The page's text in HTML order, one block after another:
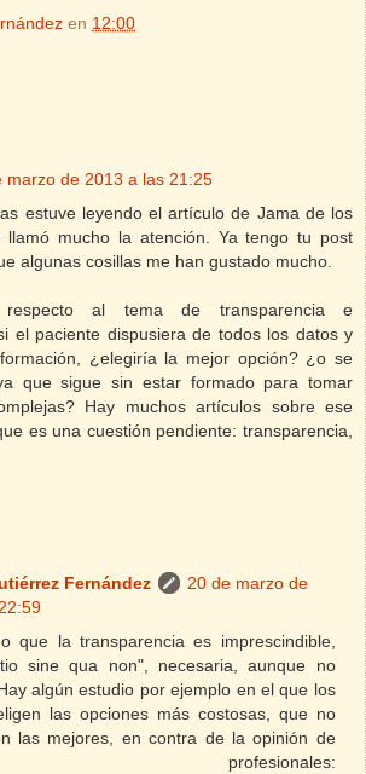
en 12:00
marzo de 2013 a las 21:25
estuve leyendo el artículo de Jama de los
llamó mucho la atención. Ya tengo tu post
algunas cosillas me han gustado mucho.
al tema de transparencia e
el paciente dispusiera de todos los datos y
¿elegiría la mejor opción? ¿o se
que sigue sin estar formado para tomar
Hay muchos artículos sobre ese
es una cuestión pendiente: transparencia,
Fernández
20 de marzo de
que la transparencia es imprescindible,
sine qua non", necesaria, aunque no
algún estudio por ejemplo en el que los
las opciones más costosas, que no
las mejores, en contra de la opinión de